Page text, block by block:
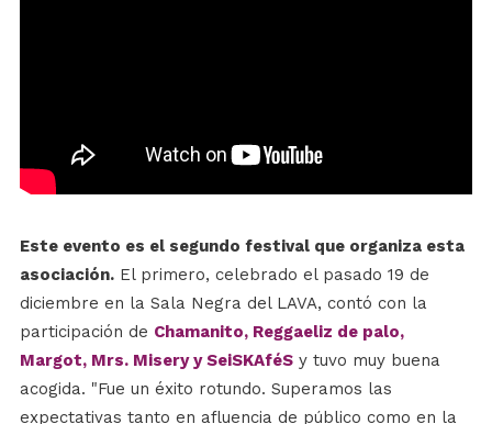
Este evento es el segundo festival que organiza esta
asociación.El primero, celebrado el pasado 19 de
diciembre en la Sala Negra del LAVA, contó con la
participación de Chamanito, Reggaeliz de palo,
Margot, Mrs. Misery y SeiSKAféSy tuvo muy buena
acogida. "Fue un éxito rotundo. Superamos las
expectativas tanto en afluencia de público como en la